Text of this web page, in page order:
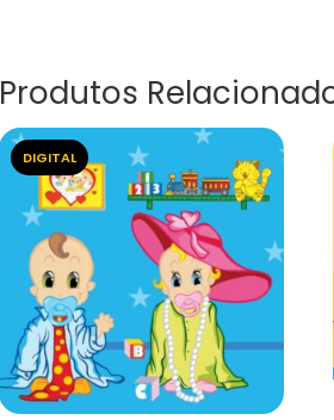
Produtos
DIGITAL